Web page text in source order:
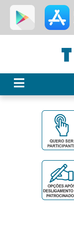
Ir para menu principal
Ir para conteúdo
Ir para busca